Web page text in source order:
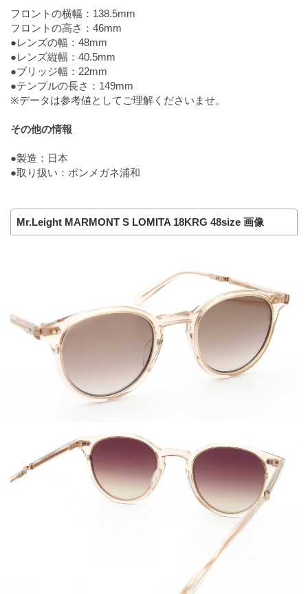
フロントの横幅：138.5mm
フロントの高さ：46mm
●レンズの幅：48mm
●レンズ縦幅：40.5mm
●ブリッジ幅：22mm
●テンプルの長さ：149mm
※データは参考値としてご理解くださいませ。
その他の情報
●製造：日本
●取り扱い：ポンメガネ浦和
Mr.Leight MARMONT S LOMITA 18KRG 48size 画像